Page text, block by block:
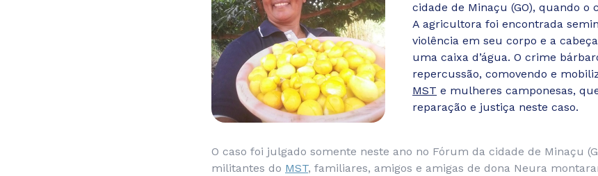
cidade de Minaçu (GO), quando o
A agricultora foi encontrada
violência em seu corpo e a
uma caixa d’água. O crime
repercussão, comovendo e
MST e mulheres camponesas,
reparação e justiça neste caso.
O caso foi julgado somente neste ano no Fórum da cidade de Minaçu
militantes do MST, familiares, amigos e amigas de dona Neura